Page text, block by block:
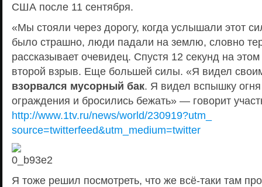
США после 11 сентября.
«Мы стояли через дорогу, когда услышали этот
было страшно, люди падали на землю, словно
рассказывает очевидец. Спустя 12 секунд на
второй взрыв. Еще большей силы. «Я видел
взорвался мусорный бак. Я видел вспышку
ограждения и бросились бежать» — говорит
http://www.1tv.ru/news/world/230919?utm_
source=twitterfeed&utm_medium=twitter
Я тоже решил посмотреть, что же всё-таки там